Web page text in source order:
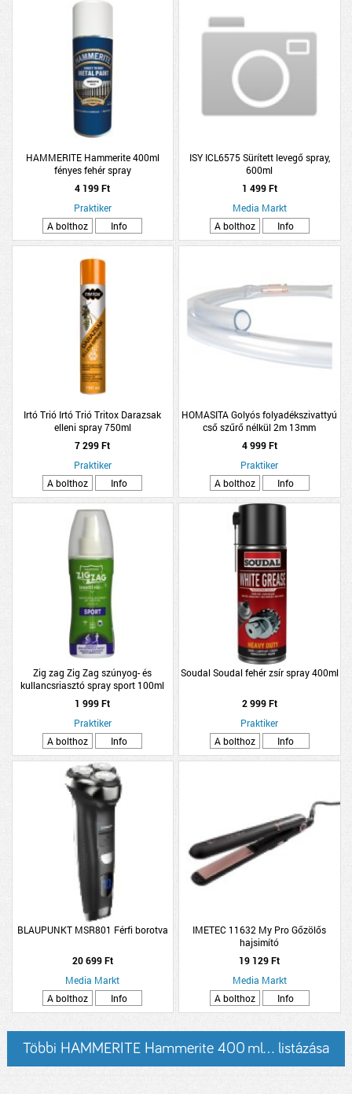
HAMMERITE Hammerite 400ml
fényes fehér spray
4 199 Ft
Praktiker
A bolthoz
Info
ISY ICL6575 Sürített levegő spray,
600ml
1 499 Ft
Media Markt
A bolthoz
Info
Irtó Trió Irtó Trió Tritox Darazsak
elleni spray 750ml
7 299 Ft
Praktiker
A bolthoz
Info
HOMASITA Golyós folyadékszivattyú
cső szűrő nélkül 2m 13mm
4 999 Ft
Praktiker
A bolthoz
Info
Zig zag Zig Zag szúnyog- és
kullancsriasztó spray sport 100ml
1 999 Ft
Praktiker
A bolthoz
Info
Soudal Soudal fehér zsír spray 400ml
2 999 Ft
Praktiker
A bolthoz
Info
BLAUPUNKT MSR801 Férfi borotva
20 699 Ft
Media Markt
A bolthoz
Info
IMETEC 11632 My Pro Gőzölős
hajsimító
19 129 Ft
Media Markt
A bolthoz
Info
Többi HAMMERITE Hammerite 400 ml... listázása